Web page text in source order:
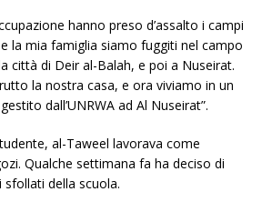
hanno preso d’assalto i campi
la mia famiglia siamo fuggiti nel campo
città di Deir al-Balah, e poi a Nuseirat.
la nostra casa, e ora viviamo in un
dall’UNRWA ad Al Nuseirat”.
al-Taweel lavorava come
Qualche settimana fa ha deciso di
sfollati della scuola.